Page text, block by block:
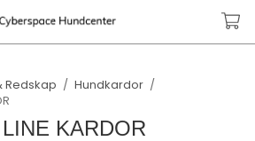
Redskap / Hundkardor /
KARDOR